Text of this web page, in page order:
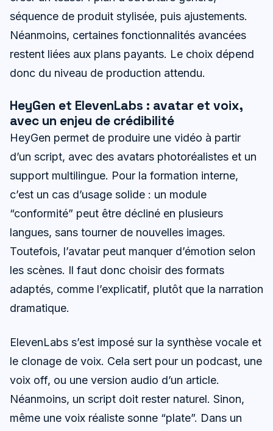
séquence de produit stylisée, puis ajustements.
Néanmoins, certaines fonctionnalités avancées
restent liées aux plans payants. Le choix dépend
donc du niveau de production attendu.
HeyGen et ElevenLabs : avatar et voix,
avec un enjeu de crédibilité
HeyGen permet de produire une vidéo à partir
d’un script, avec des avatars photoréalistes et un
support multilingue. Pour la formation interne,
c’est un cas d’usage solide : un module
“conformité” peut être décliné en plusieurs
langues, sans tourner de nouvelles images.
Toutefois, l’avatar peut manquer d’émotion selon
les scènes. Il faut donc choisir des formats
adaptés, comme l’explicatif, plutôt que la narration
dramatique.
ElevenLabs s’est imposé sur la synthèse vocale et
le clonage de voix. Cela sert pour un podcast, une
voix off, ou une version audio d’un article.
Néanmoins, un script doit rester naturel. Sinon,
même une voix réaliste sonne “plate”. Dans un